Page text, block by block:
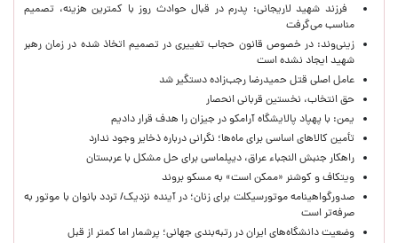
فرزند شهید لاریجانی: پدرم در قبال حوادث روز با کمترین هزینه، تصمیم
مناسب می‌گرفت
زینی‌وند: در خصوص قانون حجاب تغییری در تصمیم اتخاذ شده در زمان رهبر
شهید ایجاد نشده است
عامل اصلی قتل حمیدرضا رجب‌زاده دستگیر شد
حق انتخاب، نخستین قربانی انحصار
یمن: با پهپاد پالایشگاه آرامکو در جیزان را هدف قرار دادیم
تأمین کالاهای اساسی برای ماه‌ها؛ نگرانی درباره ذخایر وجود ندارد
راهکار جنبش النجباء عراق، دیپلماسی برای حل مشکل با عربستان
ویتکاف و کوشنر «ممکن است» به مسکو بروند
صدورگواهینامه موتورسیکلت برای زنان؛ در آینده نزدیک/ تردد بانوان با موتور به‌
صرفه‌تر است
وضعیت دانشگاه‌های ایران در رتبه‌بندی جهانی؛ پرشمار اما کمتر از قبل